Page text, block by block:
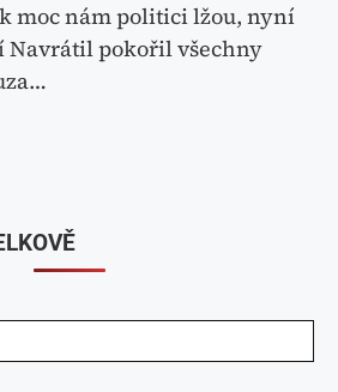
moc nám politici lžou, nyní
Navrátil pokořil všechny